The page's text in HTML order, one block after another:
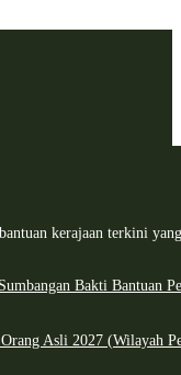
kerajaan terkini
Bakti Bantuan
Asli 2027 (Wilayah